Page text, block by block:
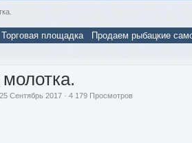
Торговая площадка Продаем рыбацкие
, 25 Сентябрь 2017 · 4 179 Просмотров